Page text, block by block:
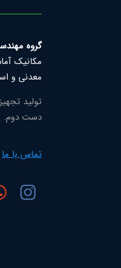
گروه
مکانیک
معدنی و
تولید
دست دوم.
تماس با ما